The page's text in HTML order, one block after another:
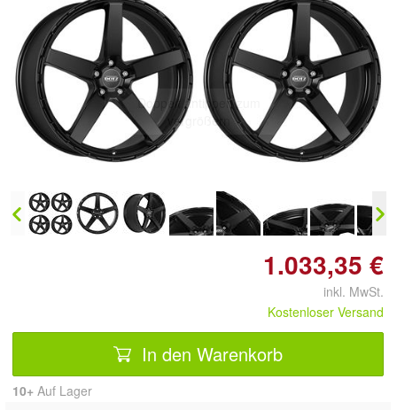
Doppelt antippen zum
vergrößern
1.033,35 €
inkl. MwSt.
Kostenloser Versand
In den Warenkorb
10+ Auf Lager